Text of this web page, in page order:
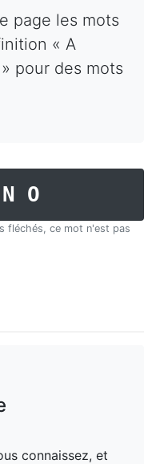
page les mots
« A
pour des mots
fléchés, ce mot n'est pas
connaissez, et